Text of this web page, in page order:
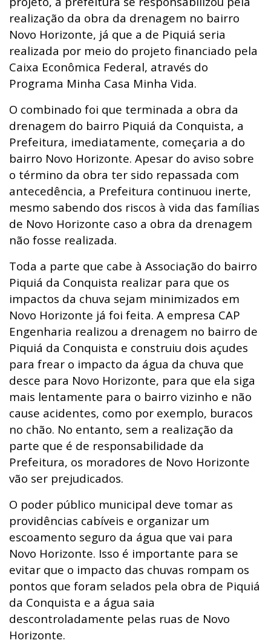
realização da obra da drenagem no bairro
Novo Horizonte, já que a de Piquiá seria
realizada por meio do projeto financiado pela
Caixa Econômica Federal, através do
Programa Minha Casa Minha Vida.
O combinado foi que terminada a obra da
drenagem do bairro Piquiá da Conquista, a
Prefeitura, imediatamente, começaria a do
bairro Novo Horizonte. Apesar do aviso sobre
o término da obra ter sido repassada com
antecedência, a Prefeitura continuou inerte,
mesmo sabendo dos riscos à vida das famílias
de Novo Horizonte caso a obra da drenagem
não fosse realizada.
Toda a parte que cabe à Associação do bairro
Piquiá da Conquista realizar para que os
impactos da chuva sejam minimizados em
Novo Horizonte já foi feita. A empresa CAP
Engenharia realizou a drenagem no bairro de
Piquiá da Conquista e construiu dois açudes
para frear o impacto da água da chuva que
desce para Novo Horizonte, para que ela siga
mais lentamente para o bairro vizinho e não
cause acidentes, como por exemplo, buracos
no chão. No entanto, sem a realização da
parte que é de responsabilidade da
Prefeitura, os moradores de Novo Horizonte
vão ser prejudicados.
O poder público municipal deve tomar as
providências cabíveis e organizar um
escoamento seguro da água que vai para
Novo Horizonte. Isso é importante para se
evitar que o impacto das chuvas rompam os
pontos que foram selados pela obra de Piquiá
da Conquista e a água saia
descontroladamente pelas ruas de Novo
Horizonte.